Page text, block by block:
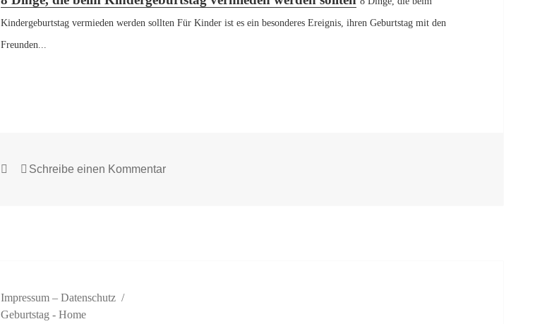
Kindergeburtstag vermieden werden sollten Für Kinder ist es ein besonderes Ereignis, ihren Geburtstag mit den
Freunden...
Veröffentlicht
Schreibe einen Kommentarzu Bastelidee für den Kindergeburtstag: Bunte Kratzbilder
Impressum – Datenschutz
Geburtstag - Home